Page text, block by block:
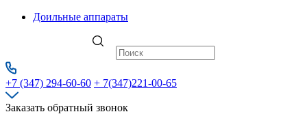
Доильные аппараты
+7 (347) 294-60-60 + 7(347)221-00-65
Заказать обратный звонок